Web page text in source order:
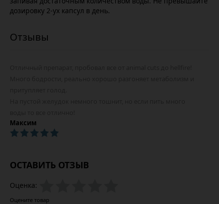
дозировку 2-ух капсул в день.
Максим
ОСТАВИТЬ ОТЗЫВ
Оценка:
Оцените товар